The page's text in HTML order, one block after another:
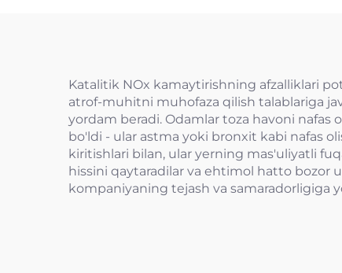
Katalitik NOx kamaytirishning afzalliklari
atrof-muhitni muhofaza qilish talablariga
yordam beradi. Odamlar toza havoni
bo'ldi - ular astma yoki bronxit kabi nafas
kiritishlari bilan, ular yerning mas'uliyatli
hissini qaytaradilar va ehtimol hatto bozor
kompaniyaning tejash va samaradorligiga